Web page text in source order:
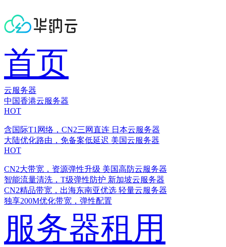
首页
云服务器
中国香港云服务器
HOT
含国际T1网络，CN2三网直连 日本云服务器
大陆优化路由，免备案低延迟 美国云服务器
HOT
CN2大带宽，资源弹性升级 美国高防云服务器
智能流量清洗，T级弹性防护 新加坡云服务器
CN2精品带宽，出海东南亚优选 轻量云服务器
独享200M优化带宽，弹性配置
服务器租用